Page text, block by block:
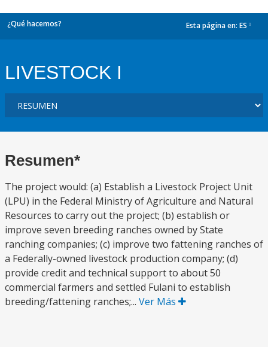
¿Qué hacemos? Esta página en: ES
LIVESTOCK I
Resumen*
The project would: (a) Establish a Livestock Project Unit
(LPU) in the Federal Ministry of Agriculture and Natural
Resources to carry out the project; (b) establish or
improve seven breeding ranches owned by State
ranching companies; (c) improve two fattening ranches of
a Federally-owned livestock production company; (d)
provide credit and technical support to about 50
commercial farmers and settled Fulani to establish
breeding/fattening ranches;... Ver Más